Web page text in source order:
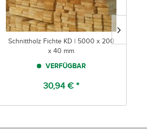
Schnittholz Fichte KD | 5000 x 200
x 40 mm
VERFÜGBAR
30,94 € *